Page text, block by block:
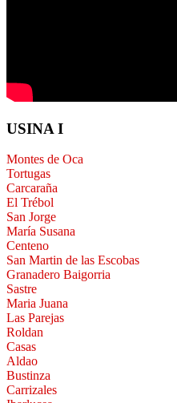
USINA I
Montes de Oca
Tortugas
Carcaraña
El Trébol
San Jorge
María Susana
Centeno
San Martin de las Escobas
Granadero Baigorria
Sastre
Maria Juana
Las Parejas
Roldan
Casas
Aldao
Bustinza
Carrizales